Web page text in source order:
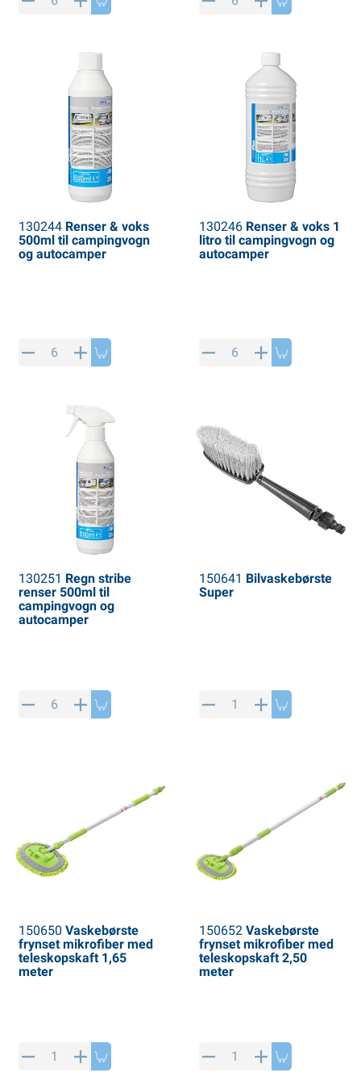
130244Renser & voks
500ml til campingvogn
og autocamper
130246Renser & voks 1
litro til campingvogn og
autocamper
130251 Regn stribe
renser 500ml til
campingvogn og
autocamper
150641 Bilvaskebørste
Super
150650 Vaskebørste
frynset mikrofiber med
teleskopskaft 1,65
meter
150652Vaskebørste
frynset mikrofiber med
teleskopskaft 2,50
meter